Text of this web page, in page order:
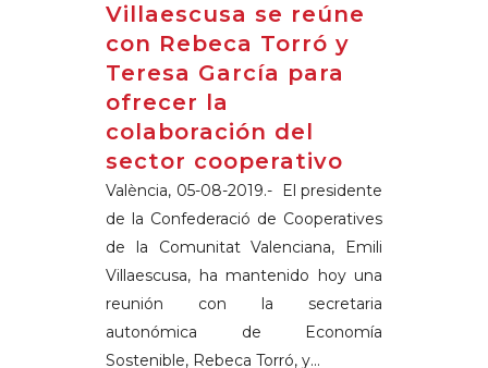
Villaescusa se reúne
con Rebeca Torró y
Teresa García para
ofrecer la
colaboración del
sector cooperativo
València, 05-08-2019.- El presidente
de la Confederació de Cooperatives
de la Comunitat Valenciana, Emili
Villaescusa, ha mantenido hoy una
reunión con la secretaria
autonómica de Economía
Sostenible, Rebeca Torró, y...